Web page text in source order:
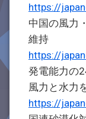
https://
中国の風力
維持
https://
発電能力の
風力と水力
https://